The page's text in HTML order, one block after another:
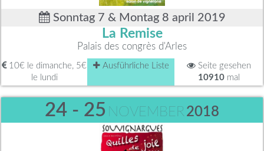
Sonntag 7 & Montag 8 april 2019
La Remise
Palais des congrès d'Arles
10€ le dimanche, 5€
le lundi
Ausführliche Liste
Seite gesehen
10910mal
24 - 25 NOVEMBER2018